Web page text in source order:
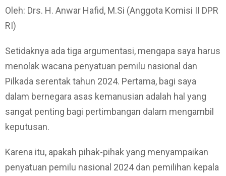
Oleh: Drs. H. Anwar Hafid, M.Si (Anggota Komisi II DPR
RI)
Setidaknya ada tiga argumentasi, mengapa saya harus
menolak wacana penyatuan pemilu nasional dan
Pilkada serentak tahun 2024. Pertama, bagi saya
dalam bernegara asas kemanusian adalah hal yang
sangat penting bagi pertimbangan dalam mengambil
keputusan.
Karena itu, apakah pihak-pihak yang menyampaikan
penyatuan pemilu nasional 2024 dan pemilihan kepala